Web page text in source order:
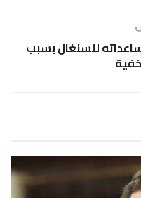
للسنغال بسبب